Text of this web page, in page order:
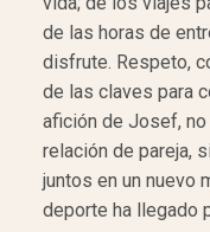
de las horas de
disfrute. Respeto,
de las claves para
afición de Josef, no
relación de pareja,
juntos en un nuevo
deporte ha llegado